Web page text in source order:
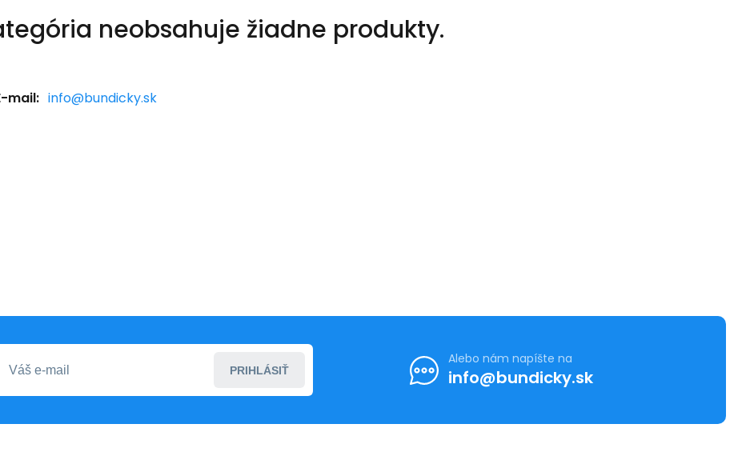
neobsahuje žiadne produkty.
mail: info@bundicky.sk
PRIHLÁSIŤ
Alebo nám napíšte na
info@bundicky.sk